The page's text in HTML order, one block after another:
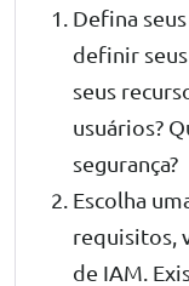
Defina
definir
seus
usuários?
segurança?
Escolha
requisitos,
de IAM.